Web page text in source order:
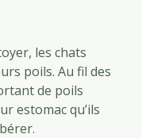
les chats
poils. Au fil des
de poils
estomac qu’ils